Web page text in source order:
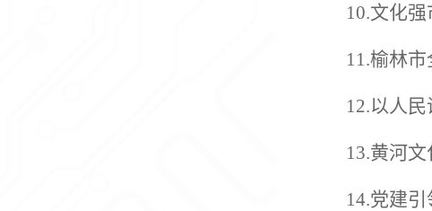
10.文化
11.榆林
12.以人
13.黄河
14.党建